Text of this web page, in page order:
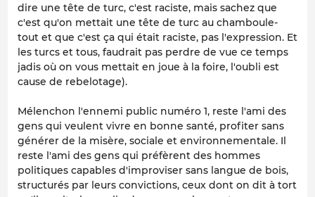
dire une tête de turc, c'est raciste, mais sachez que
c'est qu'on mettait une tête de turc au chamboule-
tout et que c'est ça qui était raciste, pas l'expression. Et
les turcs et tous, faudrait pas perdre de vue ce temps
jadis où on vous mettait en joue à la foire, l'oubli est
cause de rebelotage).
Mélenchon l'ennemi public numéro 1, reste l'ami des
gens qui veulent vivre en bonne santé, profiter sans
générer de la misère, sociale et environnementale. Il
reste l'ami des gens qui préfèrent des hommes
politiques capables d'improviser sans langue de bois,
structurés par leurs convictions, ceux dont on dit à tort